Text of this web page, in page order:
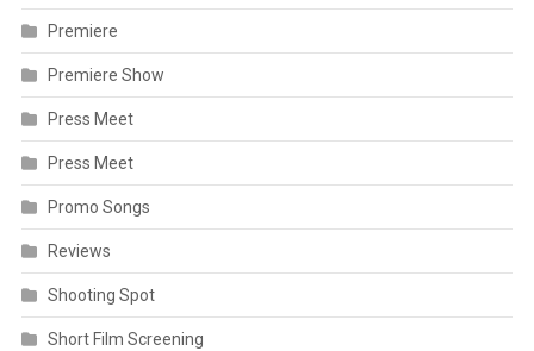
Premiere
Premiere Show
Press Meet
Press Meet
Promo Songs
Reviews
Shooting Spot
Short Film Screening